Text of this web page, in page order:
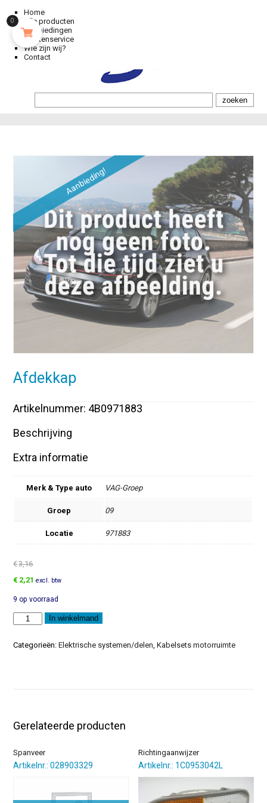
Home
Alle producten
Aanbiedingen
Klantenservice
Wie zijn wij?
Contact
Aanbieding!
Afdekkap
Artikelnummer: 4B0971883
Beschrijving
Extra informatie
Merk & Type auto VAG-Groep
Groep 09
Locatie 971883
€3,16
Oorspronkelijke
was:
€3,16.
€ 2,21 Huidige
is:
€2,21.
excl. btw
9 op voorraad
Afdekkap
aantal
In winkelmand
Categorieën:Elektrische systemen/delen,Kabelsets motorruimte
Gerelateerde producten
Spanveer
Artikelnr.: 028903329
Richtingaanwijzer
Artikelnr.: 1C0953042L
0